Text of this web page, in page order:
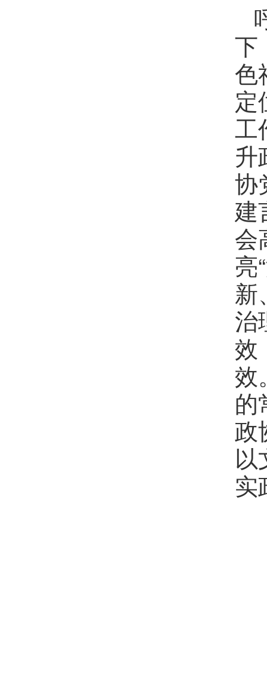
下
色
定
工
升
协
建
会
亮
新
治
效
效
的
政
以
实